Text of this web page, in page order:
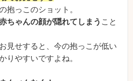
抱っこのショット。
ちゃんの顔が隠れてしまう こと
見せすると、今の抱っこが低い
りやすいですよね。